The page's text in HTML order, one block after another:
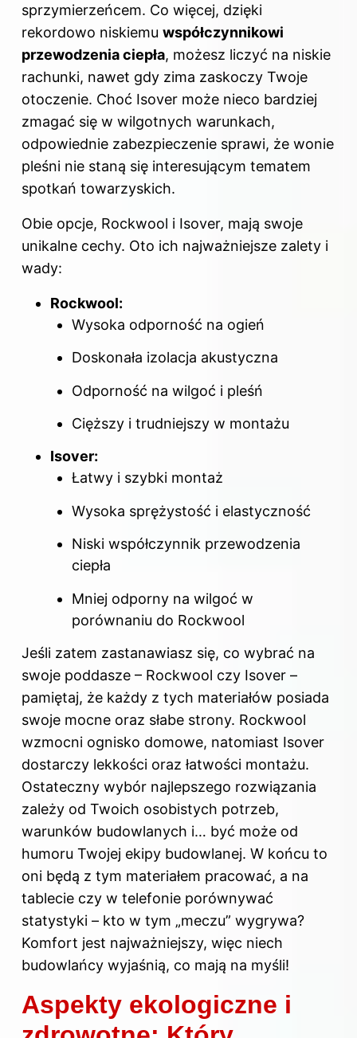
sprzymierzeńcem. Co więcej, dzięki
rekordowo niskiemu współczynnikowi
przewodzenia ciepła, możesz liczyć na niskie
rachunki, nawet gdy zima zaskoczy Twoje
otoczenie. Choć Isover może nieco bardziej
zmagać się w wilgotnych warunkach,
odpowiednie zabezpieczenie sprawi, że wonie
pleśni nie staną się interesującym tematem
spotkań towarzyskich.
Obie opcje, Rockwool i Isover, mają swoje
unikalne cechy. Oto ich najważniejsze zalety i
wady:
Rockwool:
Wysoka odporność na ogień
Doskonała izolacja akustyczna
Odporność na wilgoć i pleśń
Cięższy i trudniejszy w montażu
Isover:
Łatwy i szybki montaż
Wysoka sprężystość i elastyczność
Niski współczynnik przewodzenia
ciepła
Mniej odporny na wilgoć w
porównaniu do Rockwool
Jeśli zatem zastanawiasz się, co wybrać na
swoje poddasze – Rockwool czy Isover –
pamiętaj, że każdy z tych materiałów posiada
swoje mocne oraz słabe strony. Rockwool
wzmocni ognisko domowe, natomiast Isover
dostarczy lekkości oraz łatwości montażu.
Ostateczny wybór najlepszego rozwiązania
zależy od Twoich osobistych potrzeb,
warunków budowlanych i… być może od
humoru Twojej ekipy budowlanej. W końcu to
oni będą z tym materiałem pracować, a na
tablecie czy w telefonie porównywać
statystyki – kto w tym „meczu” wygrywa?
Komfort jest najważniejszy, więc niech
budowlańcy wyjaśnią, co mają na myśli!
Aspekty ekologiczne i